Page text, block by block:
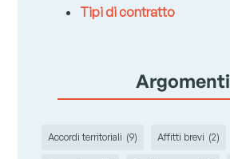
Tipi di contratto
Argomenti
Accordi territoriali (9) Affitti brevi (2)